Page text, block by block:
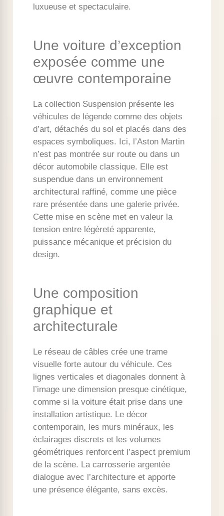
luxueuse et spectaculaire.
Une voiture d’exception
exposée comme une
œuvre contemporaine
La collection Suspension présente les
véhicules de légende comme des objets
d’art, détachés du sol et placés dans des
espaces symboliques. Ici, l’Aston Martin
n’est pas montrée sur route ou dans un
décor automobile classique. Elle est
suspendue dans un environnement
architectural raffiné, comme une pièce
rare présentée dans une galerie privée.
Cette mise en scène met en valeur la
tension entre légèreté apparente,
puissance mécanique et précision du
design.
Une composition
graphique et
architecturale
Le réseau de câbles crée une trame
visuelle forte autour du véhicule. Ces
lignes verticales et diagonales donnent à
l’image une dimension presque cinétique,
comme si la voiture était prise dans une
installation artistique. Le décor
contemporain, les murs minéraux, les
éclairages discrets et les volumes
géométriques renforcent l’aspect premium
de la scène. La carrosserie argentée
dialogue avec l’architecture et apporte
une présence élégante, sans excès.